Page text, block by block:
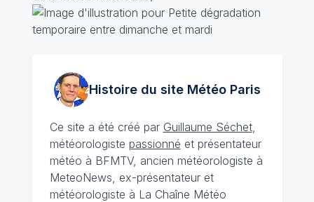
Histoire du site MétéoParis
Ce site a été créé par Guillaume Séchet,
météorologiste passionné et présentateur
météo à BFMTV, ancien météorologiste à
MeteoNews, ex-présentateur et
météorologiste à La Chaîne Météo